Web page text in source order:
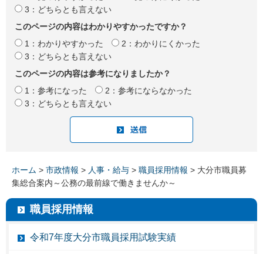
3：どちらとも言えない
このページの内容はわかりやすかったですか？
1：わかりやすかった
2：わかりにくかった
3：どちらとも言えない
このページの内容は参考になりましたか？
1：参考になった
2：参考にならなかった
3：どちらとも言えない
ホーム > 市政情報 > 人事・給与 > 職員採用情報 > 大分市職員募
集総合案内～公務の最前線で働きませんか～
職員採用情報
令和7年度大分市職員採用試験実績